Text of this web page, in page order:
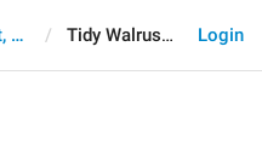
Login
JavaScript 2024 Contest, Round 1 Tidy Walrus